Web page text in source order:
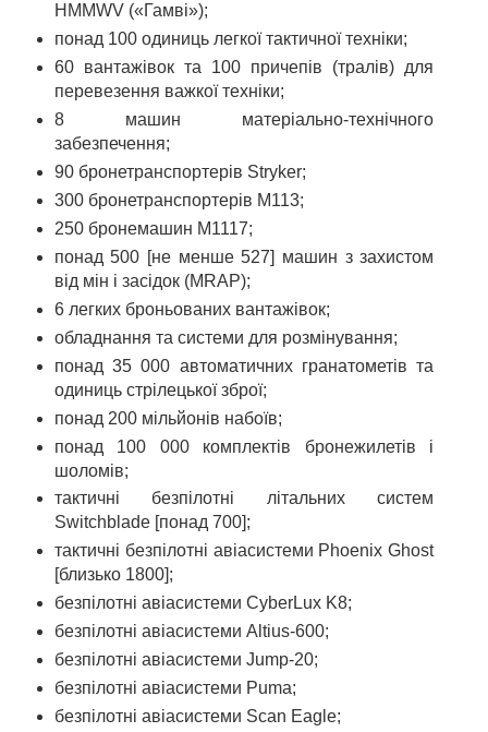
HMMWV («Гамві»);
понад 100 одиниць легкої тактичної техніки;
60 вантажівок та 100 причепів (тралів) для
перевезення важкої техніки;
8 машин матеріально-технічного
забезпечення;
90 бронетранспортерів Stryker;
300 бронетранспортерів М113;
250 бронемашин M1117;
понад 500 [не менше 527] машин з захистом
від мін і засідок (MRAP);
6 легких броньованих вантажівок;
обладнання та системи для розмінування;
понад 35 000 автоматичних гранатометів та
одиниць стрілецької зброї;
понад 200 мільйонів набоїв;
понад 100 000 комплектів бронежилетів і
шоломів;
тактичні безпілотні літальних систем
Switchblade [понад 700];
тактичні безпілотні авіасистеми Phoenix Ghost
[близько 1800];
безпілотні авіасистеми CyberLux K8;
безпілотні авіасистеми Altius-600;
безпілотні авіасистеми Jump-20;
безпілотні авіасистеми Puma;
безпілотні авіасистеми Scan Eagle;